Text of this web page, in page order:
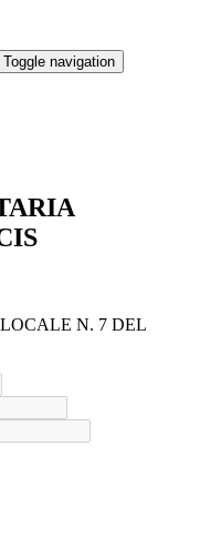
Toggle navigation
N. 7 DEL